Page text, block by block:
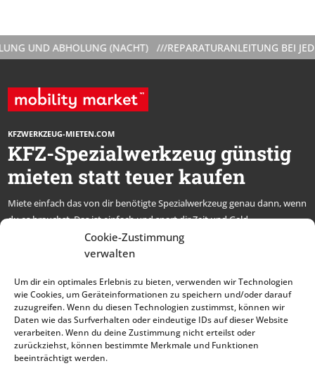
Cookie-Zustimmung
verwalten
Um dir ein optimales Erlebnis zu bieten, verwenden wir Technologien
wie Cookies, um Geräteinformationen zu speichern und/oder darauf
zuzugreifen. Wenn du diesen Technologien zustimmst, können wir
Daten wie das Surfverhalten oder eindeutige IDs auf dieser Website
verarbeiten. Wenn du deine Zustimmung nicht erteilst oder
zurückziehst, können bestimmte Merkmale und Funktionen
beeinträchtigt werden.
UND ABHOLUNG (NACHT) ///REPARATURANLEITUNG BEI
KFZWERKZEUG-MIETEN.COM
KFZ-Spezialwerkzeug günstig
mieten statt teuer kaufen
Miete einfach das von dir benötigte Spezialwerkzeug genau dann, wenn
du es brauchst. Das ist einfach und spart dir Zeit und Geld.
* alle Preise netto, zzgl. MwSt.
Newsletter und bleibe
immer auf dem Laufenden